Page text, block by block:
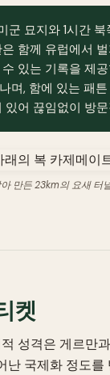
군 묘지와 1시간 북
함께 유럽에서 벌
있는 기록을 제공
며, 함에 있는 패튼
어 끊임없이 방문
만든 23km의 요새 터
켓
성격은 게르만
난 국제화 정도를